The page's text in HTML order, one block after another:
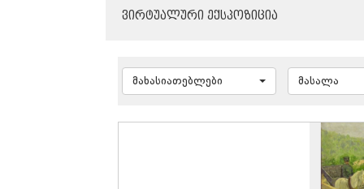
ᲕᲘᲠᲢᲣᲐᲚᲣᲠᲘ ᲔᲥᲡᲞᲝᲖᲘᲪᲘᲐ
მახასიათებლები მასალა